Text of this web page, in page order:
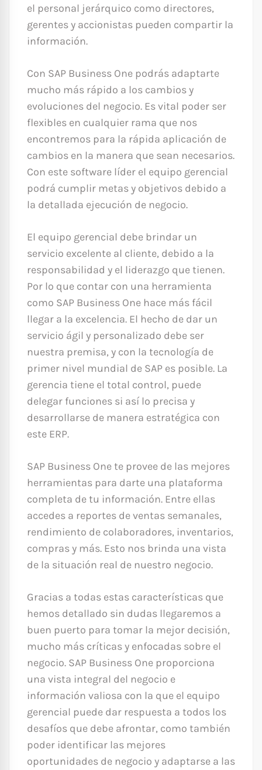
el personal jerárquico como directores,
gerentes y accionistas pueden compartir la
información.
Con SAP Business One podrás adaptarte
mucho más rápido a los cambios y
evoluciones del negocio. Es vital poder ser
flexibles en cualquier rama que nos
encontremos para la rápida aplicación de
cambios en la manera que sean necesarios.
Con este software líder el equipo gerencial
podrá cumplir metas y objetivos debido a
la detallada ejecución de negocio.
El equipo gerencial debe brindar un
servicio excelente al cliente, debido a la
responsabilidad y el liderazgo que tienen.
Por lo que contar con una herramienta
como SAP Business One hace más fácil
llegar a la excelencia. El hecho de dar un
servicio ágil y personalizado debe ser
nuestra premisa, y con la tecnología de
primer nivel mundial de SAP es posible. La
gerencia tiene el total control, puede
delegar funciones si así lo precisa y
desarrollarse de manera estratégica con
este ERP.
SAP Business One te provee de las mejores
herramientas para darte una plataforma
completa de tu información. Entre ellas
accedes a reportes de ventas semanales,
rendimiento de colaboradores, inventarios,
compras y más. Esto nos brinda una vista
de la situación real de nuestro negocio.
Gracias a todas estas características que
hemos detallado sin dudas llegaremos a
buen puerto para tomar la mejor decisión,
mucho más críticas y enfocadas sobre el
negocio. SAP Business One proporciona
una vista integral del negocio e
información valiosa con la que el equipo
gerencial puede dar respuesta a todos los
desafíos que debe afrontar, como también
poder identificar las mejores
oportunidades de negocio y adaptarse a las